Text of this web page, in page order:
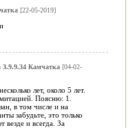
[22-05-2019]
3.9.9.34 Камчатка[04-02-
лет, около 5 лет.
Поясню: 1.
в том числе и на
забудьте, это только
и всегда. За